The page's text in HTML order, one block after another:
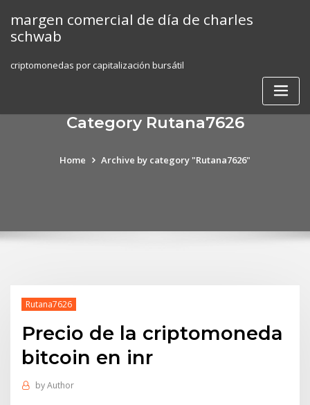
content
margen comercial de día de charles
schwab
criptomonedas por capitalización bursátil
Category Rutana7626
Home Archive by category "Rutana7626"
Rutana7626
Precio de la criptomoneda
bitcoin en inr
byAuthor